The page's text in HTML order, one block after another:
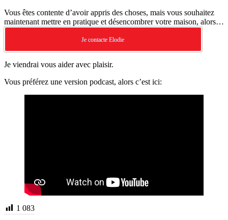
Vous êtes contente d’avoir appris des choses, mais vous souhaitez
maintenant mettre en pratique et désencombrer votre maison, alors…
Je contacte Elodie
Je viendrai vous aider avec plaisir.
Vous préférez une version podcast, alors c’est ici:
1 083